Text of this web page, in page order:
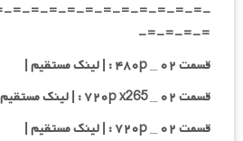
=-=-=-=-=-=-=-=-=-=-=-
=-=-=-=-
قسمت ۰۲ _ ۴۸۰p : | لینک مستقیم |
قسمت ۰۲ _ ۷۲۰p x265 : | لینک مستقیم |
قسمت ۰۲ _ ۷۲۰p : | لینک مستقیم |